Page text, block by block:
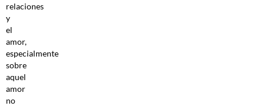
relaciones
y
el
amor,
especialmente
sobre
aquel
amor
no